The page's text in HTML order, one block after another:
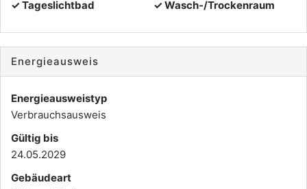
✓ Tageslichtbad ✓ Wasch-/Trockenraum
Energieausweis
Energieausweistyp
Verbrauchs­ausweis
Gültig bis
24.05.2029
Gebäudeart